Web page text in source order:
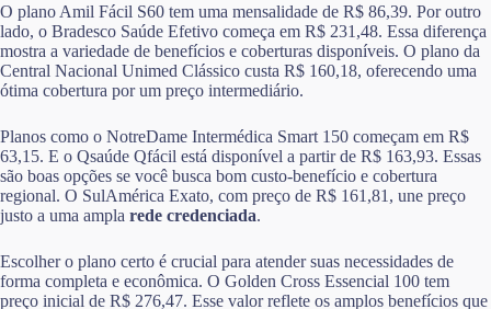
O plano Amil Fácil S60 tem uma mensalidade de R$ 86,39. Por outro
lado, o Bradesco Saúde Efetivo começa em R$ 231,48. Essa diferença
mostra a variedade de benefícios e coberturas disponíveis. O plano da
Central Nacional Unimed Clássico custa R$ 160,18, oferecendo uma
ótima cobertura por um preço intermediário.
Planos como o NotreDame Intermédica Smart 150 começam em R$
63,15. E o Qsaúde Qfácil está disponível a partir de R$ 163,93. Essas
são boas opções se você busca bom custo-benefício e cobertura
regional. O SulAmérica Exato, com preço de R$ 161,81, une preço
justo a uma ampla rede credenciada.
Escolher o plano certo é crucial para atender suas necessidades de
forma completa e econômica. O Golden Cross Essencial 100 tem
preço inicial de R$ 276,47. Esse valor reflete os amplos benefícios que